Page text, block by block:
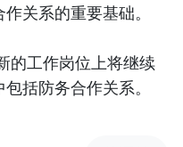
关系的重要基础。
的工作岗位上将继续
括防务合作关系。